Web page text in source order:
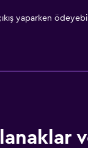
yaparken